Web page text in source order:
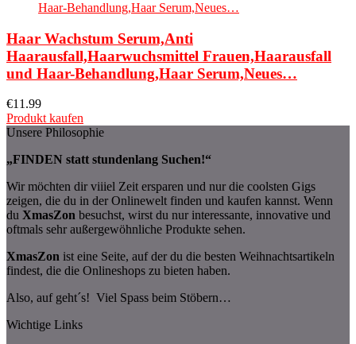
Haar Wachstum Serum,Anti
Haarausfall,Haarwuchsmittel Frauen,Haarausfall
und Haar-Behandlung,Haar Serum,Neues…
€11.99
Produkt kaufen
Unsere Philosophie
„FINDEN statt stundenlang Suchen!“
Wir möchten dir viiiel Zeit ersparen und nur die coolsten Gigs
zeigen, die du in der Onlinewelt finden und kaufen kannst. Wenn
du XmasZon besuchst, wirst du nur interessante, innovative und
oftmals sehr außergewöhnliche Produkte sehen.
XmasZon ist eine Seite, auf der du die besten Weihnachtsartikeln
findest, die die Onlineshops zu bieten haben.
Also, auf geht´s! Viel Spass beim Stöbern…
Wichtige Links